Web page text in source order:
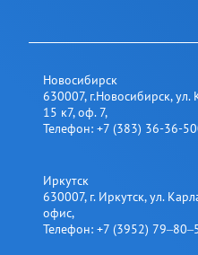
Новосибирск
630007, г.Новосибирск,ул.
15 к7, оф. 7,
Телефон: +7 (383) 36-36-
Иркутск
630007, г. Иркутск,ул.
офис,
Телефон: +7 (3952)